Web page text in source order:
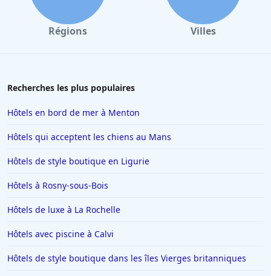
Régions Villes
Recherches les plus populaires
Hôtels en bord de mer à Menton
Hôtels qui acceptent les chiens au Mans
Hôtels de style boutique en Ligurie
Hôtels à Rosny-sous-Bois
Hôtels de luxe à La Rochelle
Hôtels avec piscine à Calvi
Hôtels de style boutique dans les îles Vierges britanniques